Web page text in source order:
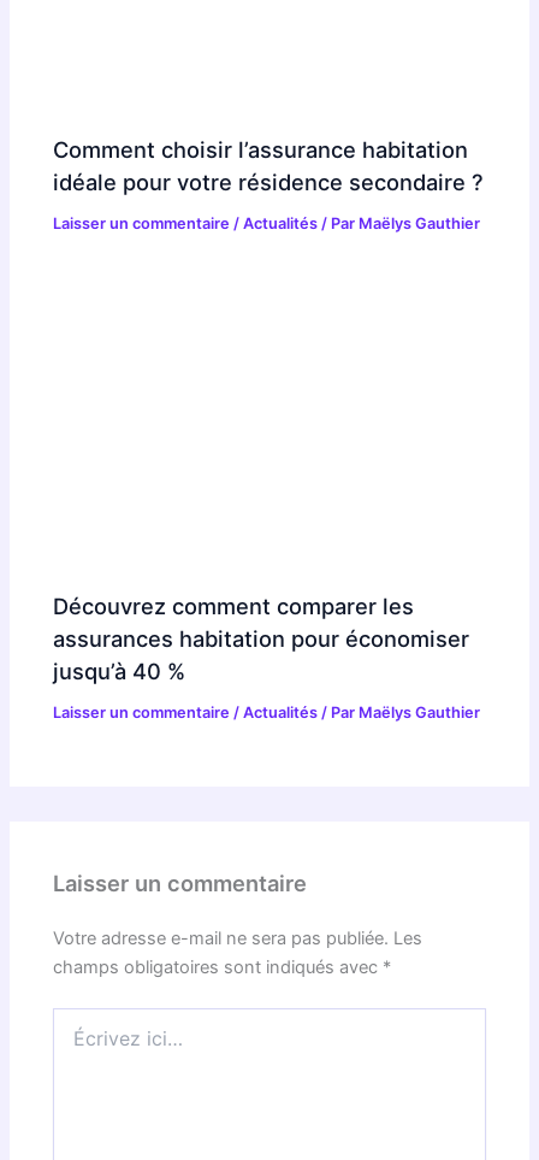
Comment choisir l’assurance habitation
idéale pour votre résidence secondaire ?
Laisser un commentaire /Actualités / Par Maëlys Gauthier
Découvrez comment comparer les
assurances habitation pour économiser
jusqu’à 40 %
Laisser un commentaire /Actualités / Par Maëlys Gauthier
Laisser un commentaire
Votre adresse e-mail ne sera pas publiée. Les
champs obligatoires sont indiqués avec *
ici…